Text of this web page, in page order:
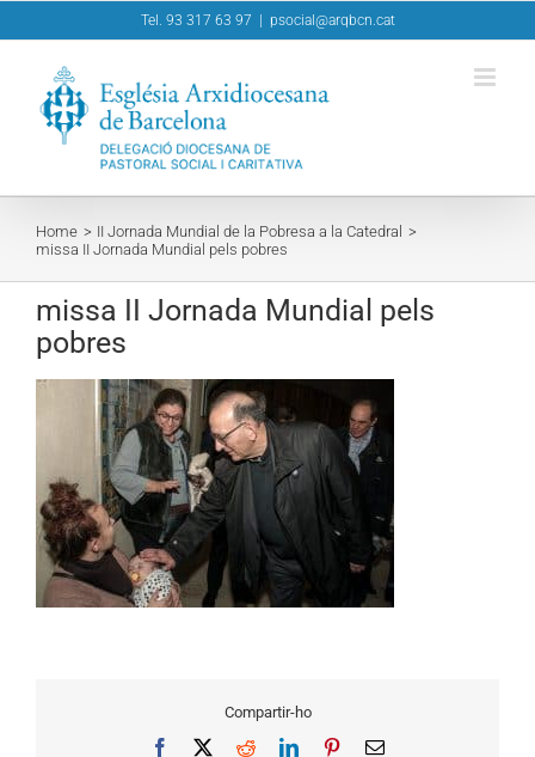
to
Tel. 93 317 63 97 psocial@arqbcn.cat
Home
II Jornada Mundial de la Pobresa a la Catedral
missa II Jornada Mundial pels pobres
missa II Jornada Mundial pels
pobres
Compartir-ho
Facebook RedditLinkedInPinterestEmail